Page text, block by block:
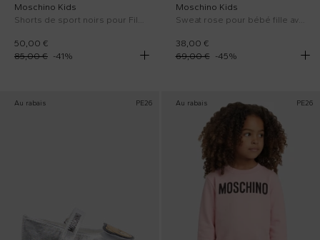
Moschino Kids
Shorts de sport noirs pour Fille avec Teddy Bear
50,00 €
85,00 € -41%
Moschino Kids
Sweat rose pour bébé fille avec logo
38,00 €
69,00 €
-45%
Au rabais PE26 Au rabais PE26